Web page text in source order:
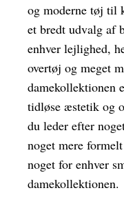
og moderne tøj til
et bredt udvalg af
enhver lejlighed,
overtøj og meget
damekollektionen
tidløse æstetik og
du leder efter
noget mere
noget for enhver
damekollektionen.